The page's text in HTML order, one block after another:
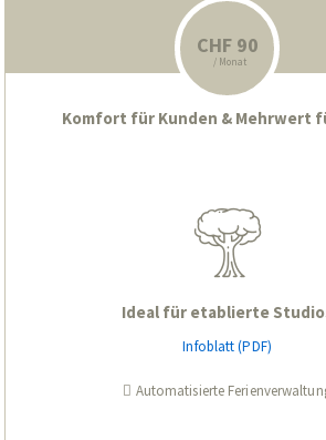
CHF 90
/ Monat
Komfort für Kunden & Mehrwert
Ideal für etablierte
Infoblatt (PDF)
Automatisierte